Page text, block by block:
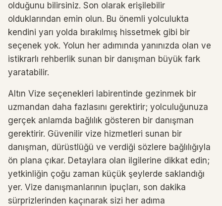
olduğunu bilirsiniz. Son olarak erişilebilir
olduklarından emin olun. Bu önemli yolculukta
kendini yarı yolda bırakılmış hissetmek gibi bir
seçenek yok. Yolun her adımında yanınızda olan ve
istikrarlı rehberlik sunan bir danışman büyük fark
yaratabilir.
Altın Vize seçenekleri labirentinde gezinmek bir
uzmandan daha fazlasını gerektirir; yolculuğunuza
gerçek anlamda bağlılık gösteren bir danışman
gerektirir. Güvenilir vize hizmetleri sunan bir
danışman, dürüstlüğü ve verdiği sözlere bağlılığıyla
ön plana çıkar. Detaylara olan ilgilerine dikkat edin;
yetkinliğin çoğu zaman küçük şeylerde saklandığı
yer. Vize danışmanlarının ipuçları, son dakika
sürprizlerinden kaçınarak sizi her adıma